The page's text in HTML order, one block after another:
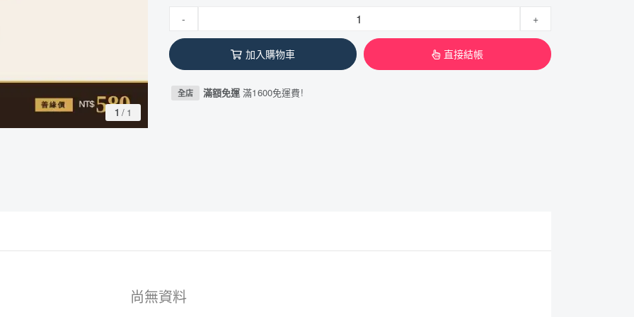
1 / 1
- +
加入購物車 直接結帳
全店 滿額免運滿1600免運費!
尚無資料